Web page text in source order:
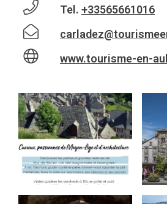
Tel. +33565661016
www.tourisme-en-